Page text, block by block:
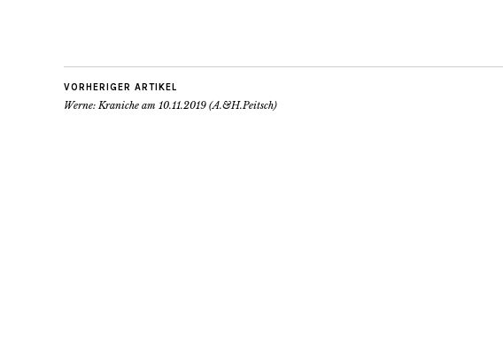
VORHERIGER ARTIKEL
Werne: Kraniche am 10.11.2019 (A.&H.Peitsch)